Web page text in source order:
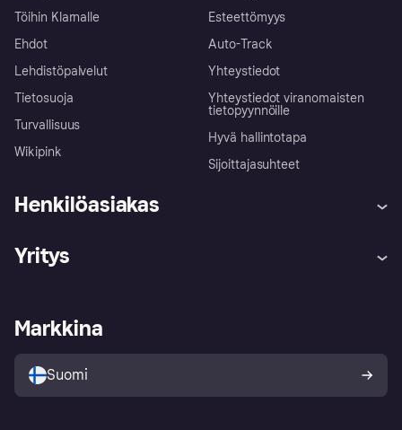
Töihin Klarnalle
Ehdot
Lehdistöpalvelut
Tietosuoja
Turvallisuus
Wikipink
Esteettömyys
Auto-Track
Yhteystiedot
Yhteystiedot viranomaisten
tietopyynnöille
Hyvä hallintotapa
Sijoittajasuhteet
Henkilöasiakas
Ohje
Kirjaudu sisään
Tutustu kauppoihin
Ostajan turva
Yritys
Kirjaudu sisään yrityksenä
Markkina
Suomi